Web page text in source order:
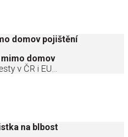
domov
v ČR i EU…